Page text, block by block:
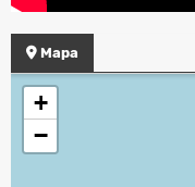
Mapa
+
−